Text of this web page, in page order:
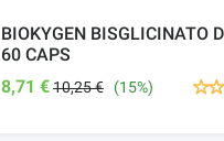
BIOKYGEN BISGLICINATO
60 CAPS
8,71 €10,25 € (15%)